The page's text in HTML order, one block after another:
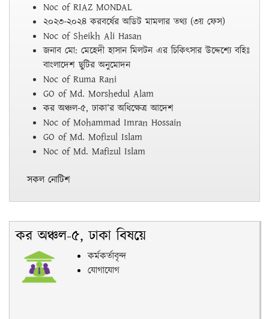
Noc of RIAZ MONDAL
২০২৩-২০২৪ করবর্ষের অডিট মামলার তথ্য (৩য় ফেস)
Noc of Sheikh Ali Hasan
জনাব মো: মেহেদী হাসান মিলটন এর চিকিৎসার উদ্দেশ্যে বহিঃ
বাংলাদেশ ছুটির অনুমোদন
Noc of Ruma Rani
GO of Md. Morshedul Alam
কর অঞ্চল-৫, ঢাকা’র অধিক্ষেত্র আদেশ
Noc of Mohammad Imran Hossain
GO of Md. Mofizul Islam
Noc of Md. Mafizul Islam
সকল নোটিশ
কর অঞ্চল-৫, ঢাকা বিষয়ে
কর্মকর্তাবৃন্দ
যোগাযোগ